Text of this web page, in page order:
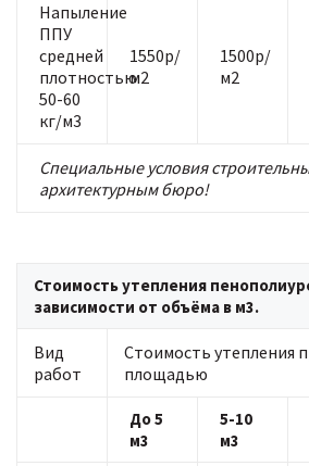
Напыление
ППУ
средней
плотностью
50-60
кг/м3
1550р/
м2
1500р/
м2
Специальные условия
архитектурным бюро!
Стоимость утепления
зависимости от объёма в м3.
Вид
работ
Стоимость утепления
площадью
До 5
м3
5-10
м3